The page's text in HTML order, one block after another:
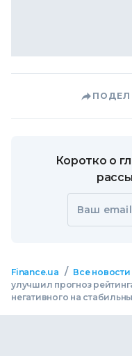
Коротко о
Ваш email
Finance.ua / Все новости
улучшил прогноз
негативного на